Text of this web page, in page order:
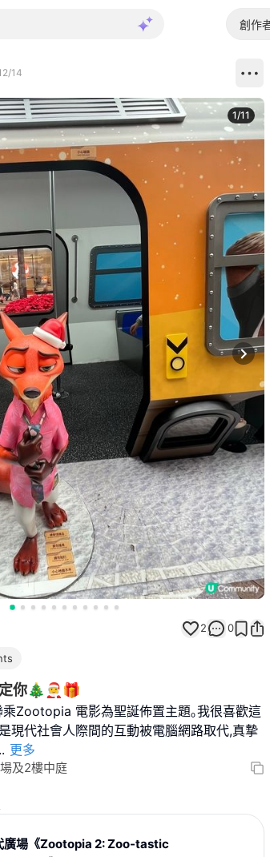
創作
14
Next
1/11
2 0
你🎄🧑‍🎄🎁
乘Zootopia 電影為聖誕佈置主題｡我很喜歡這
現代社會人際間的互動被電腦網路取代,真摯
更多
及2樓中庭
廣場《Zootopia 2: Zoo-tastic